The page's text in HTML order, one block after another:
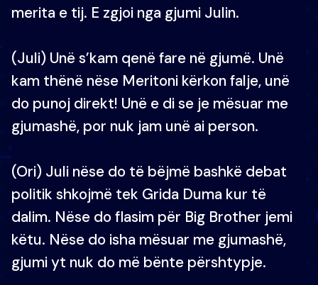
merita e tij. E zgjoi nga gjumi Julin.
(Juli) Unë s’kam qenë fare në gjumë. Unë
kam thënë nëse Meritoni kërkon falje, unë
do punoj direkt! Unë e di se je mësuar me
gjumashë, por nuk jam unë ai person.
(Ori) Juli nëse do të bëjmë bashkë debat
politik shkojmë tek Grida Duma kur të
dalim. Nëse do flasim për Big Brother jemi
këtu. Nëse do isha mësuar me gjumashë,
gjumi yt nuk do më bënte përshtypje.